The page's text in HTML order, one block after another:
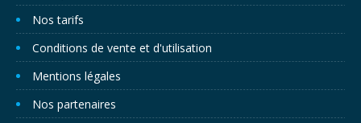
Nos tarifs
Conditions de vente et d'utilisation
Mentions légales
Nos partenaires